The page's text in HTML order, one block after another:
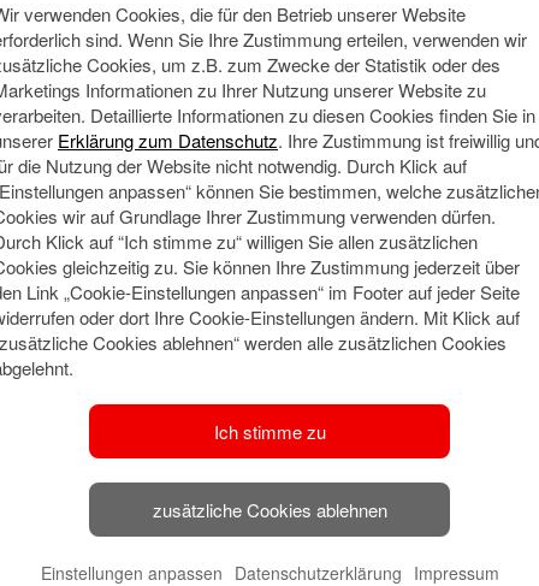
mich
alleinerziehender Vater gestalte ich meine Freizeit am
ich sehr heimatverbunden bin, verbringe ich meinen Urlaub
der Insel Sylt. Wenn es die Zeit zulässt, besuche ich als
Meine
Seit über
Sparkasse
In dieser
sowohl im
Daher
Media
verwenden Cookies, die für den Betrieb unserer Website
sind. Wenn Sie Ihre Zustimmung erteilen, verwenden wir
Cookies, um z.B. zum Zwecke der Statistik oder des
Informationen zu Ihrer Nutzung unserer Website zu
Detaillierte Informationen zu diesen Cookies finden Sie in
Erklärung zum Datenschutz. Ihre Zustimmung ist freiwillig
die Nutzung der Website nicht notwendig. Durch Klick auf
anpassen“ können Sie bestimmen, welche
wir auf Grundlage Ihrer Zustimmung verwenden dürfen.
Klick auf “Ich stimme zu“ willigen Sie allen zusätzlichen
gleichzeitig zu. Sie können Ihre Zustimmung jederzeit über
Link „Cookie-Einstellungen anpassen“ im Footer auf jeder Seite
oder dort Ihre Cookie-Einstellungen ändern. Mit Klick auf
Cookies ablehnen“ werden alle zusätzlichen Cookies
Ich stimme zu
zusätzliche Cookies ablehnen
Einstellungen anpassen Datenschutzerklärung Impressum